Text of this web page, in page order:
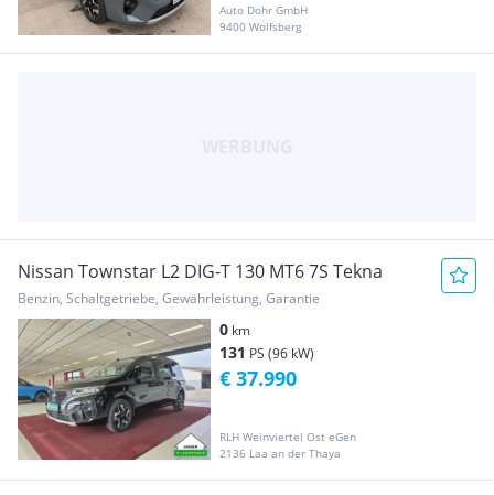
Auto Dohr GmbH
9400 Wolfsberg
Nissan Townstar L2 DIG-T 130 MT6 7S Tekna
Benzin, Schaltgetriebe, Gewährleistung, Garantie
0 km
131 PS (96 kW)
RLH Weinviertel Ost eGen
2136 Laa an der Thaya
€ 37.990